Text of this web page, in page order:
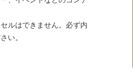
ルはできません。必ず内
い。